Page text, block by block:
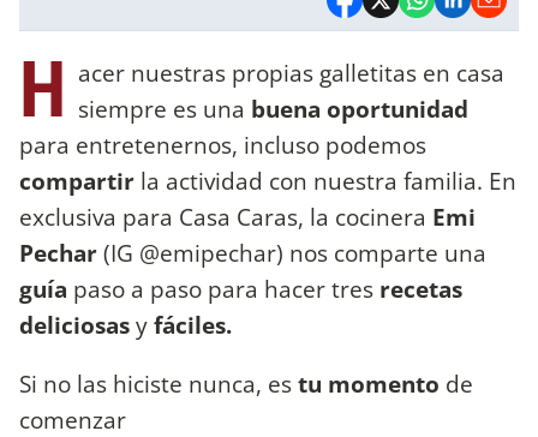
H acer nuestras propias galletitas en casa
siempre es una buena oportunidad
para entretenernos, incluso podemos
compartir la actividad con nuestra familia. En
exclusiva para Casa Caras, la cocinera Emi
Pechar(IG @emipechar) nos comparte una
guía paso a paso para hacer tres recetas
deliciosasyfáciles.
Si no las hiciste nunca, estu momento de
comenzar